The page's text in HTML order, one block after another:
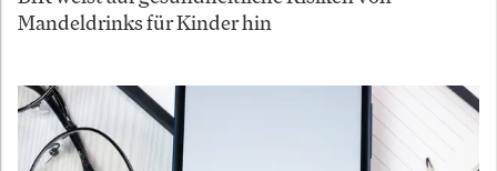
Mandeldrinks für Kinder hin